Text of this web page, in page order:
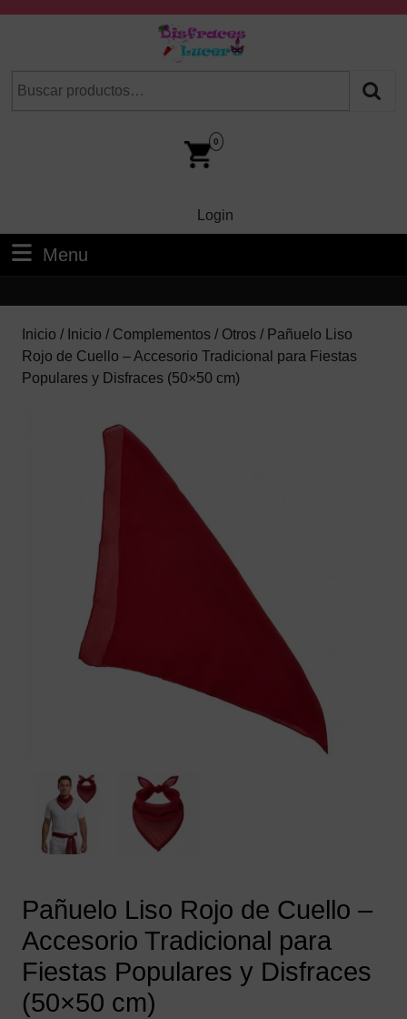
Cuando hay resultados autocompletados, puedes utilizar
0
LoginLogin
Menu
Inicio / Inicio / Complementos / Otros / Pañuelo Liso
Rojo de Cuello – Accesorio Tradicional para Fiestas
Populares y Disfraces (50×50 cm)
Pañuelo Liso Rojo de Cuello –
Accesorio Tradicional para
Fiestas Populares y Disfraces
(50×50 cm)